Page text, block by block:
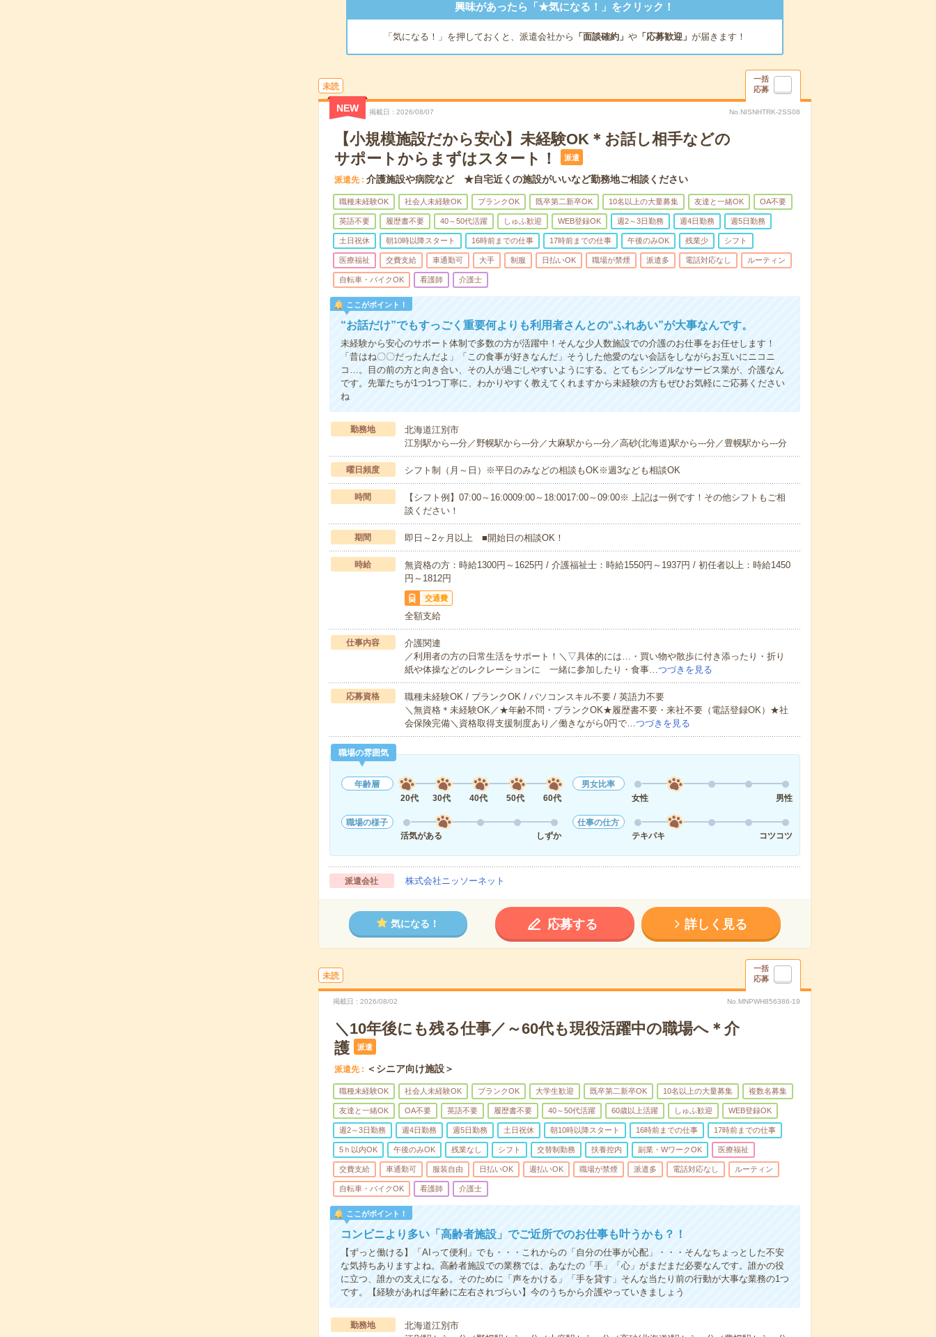
興味があったら「★気になる！」をクリック！
「気になる！」を押しておくと、派遣会社から 「面談確約」 や「応募歓迎」 が届きます！
未読
一括
応募
NEW 掲載日 2026/08/07 No.NISNHTRK-2SS08
【小規模施設だから安心】未経験OK＊お話し相手などの
サポートからまずはスタート！
派遣
派遣先 介護施設や病院など ★自宅近くの施設がいいなど勤務地ご相談ください
職種未経験OK 社会人未経験OK ブランクOK 既卒第二新卒OK 10名以上の大量募集 友達と一緒OK OA不要
英語不要 履歴書不要 40～50代活躍 しゅふ歓迎 WEB登録OK 週2～3日勤務 週4日勤務 週5日勤務
土日祝休 朝10時以降スタート 16時前までの仕事 17時前までの仕事 午後のみOK 残業少 シフト
医療福祉 交費支給 車通勤可 大手 制服 日払いOK 職場が禁煙 派遣多 電話対応なし ルーティン
自転車・バイクOK 看護師 介護士
ここがポイント！
“お話だけ”でもすっごく重要何よりも利用者さんとの“ふれあい”が大事なんです。
未経験から安心のサポート体制で多数の方が活躍中！そんな少人数施設での介護のお仕事をお任せします！
「昔はね〇〇だったんだよ」「この食事が好きなんだ」そうした他愛のない会話をしながらお互いにニコニ
コ…。目の前の方と向き合い、その人が過ごしやすいようにする。とてもシンプルなサービス業が、介護なん
です。先輩たちが1つ1つ丁寧に、わかりやすく教えてくれますから未経験の方もぜひお気軽にご応募ください
ね
勤務地
北海道江別市
江別駅から---分／野幌駅から---分／大麻駅から---分／高砂(北海道)駅から---分／豊幌駅から---分
曜日頻度 シフト制（月～日）※平日のみなどの相談もOK※週3なども相談OK
時間
【シフト例】07:00～16:0009:00～18:0017:00～09:00※ 上記は一例です！その他シフトもご相
談ください！
期間 即日～2ヶ月以上 ■開始日の相談OK！
時給
無資格の方：時給1300円～1625円 / 介護福祉士：時給1550円～1937円 / 初任者以上：時給1450
円～1812円
交通費
全額支給
仕事内容
介護関連
／利用者の方の日常生活をサポート！＼▽具体的には…・買い物や散歩に付き添ったり・折り
紙や体操などのレクレーションに 一緒に参加したり・食事…つづきを見る
応募資格
職種未経験OK / ブランクOK / パソコンスキル不要 / 英語力不要
＼無資格＊未経験OK／★年齢不問・ブランクOK★履歴書不要・来社不要（電話登録OK）★社
会保険完備＼資格取得支援制度あり／働きながら0円で…つづきを見る
職場の雰囲気
年齢層
20代
30代 40代 50代 60代
男女比率
女性
男性
職場の様子
活気がある
しずか
仕事の仕方
テキパキ
コツコツ
派遣会社 株式会社ニッソーネット
気になる！ 応募する 詳しく見る
未読
一括
応募
掲載日 2026/08/02 No.MNPWH856386-19
＼10年後にも残る仕事／～60代も現役活躍中の職場へ＊介
護
派遣
派遣先 ＜シニア向け施設＞
職種未経験OK 社会人未経験OK ブランクOK 大学生歓迎 既卒第二新卒OK 10名以上の大量募集 複数名募集
友達と一緒OK OA不要 英語不要 履歴書不要 40～50代活躍 60歳以上活躍 しゅふ歓迎 WEB登録OK
週2～3日勤務 週4日勤務 週5日勤務 土日祝休 朝10時以降スタート 16時前までの仕事 17時前までの仕事
5ｈ以内OK 午後のみOK 残業なし シフト 交替制勤務 扶養控内 副業・WワークOK 医療福祉
交費支給 車通勤可 服装自由 日払いOK 週払いOK 職場が禁煙 派遣多 電話対応なし ルーティン
自転車・バイクOK 看護師 介護士
ここがポイント！
コンビニより多い「高齢者施設」でご近所でのお仕事も叶うかも？！
【ずっと働ける】「AIって便利」でも・・・これからの「自分の仕事が心配」・・・そんなちょっとした不安
な気持ちありますよね。高齢者施設での業務では、あなたの「手」「心」がまだまだ必要なんです。誰かの役
に立つ、誰かの支えになる。そのために「声をかける」「手を貸す」そんな当たり前の行動が大事な業務の1つ
です。【経験があれば年齢に左右されづらい】今のうちから介護やっていきましょう
勤務地
北海道江別市